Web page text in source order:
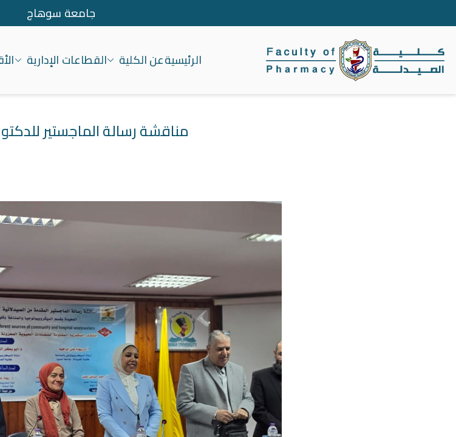
جامعة سوهاج
الرئيسيةعن الكلية القطاعات الإدارية
مناقشة رسالة الماجستير